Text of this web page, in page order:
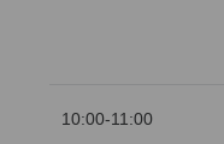
10:00-11:00